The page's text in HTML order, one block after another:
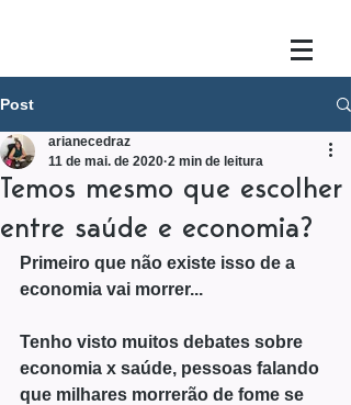
Post
Temos mesmo que escolher
entre saúde e economia?
arianecedraz
11 de mai. de 2020 2 min de leitura
Primeiro que não existe isso de a
economia vai morrer...
Tenho visto muitos debates sobre
economia x saúde, pessoas falando
que milhares morrerão de fome se